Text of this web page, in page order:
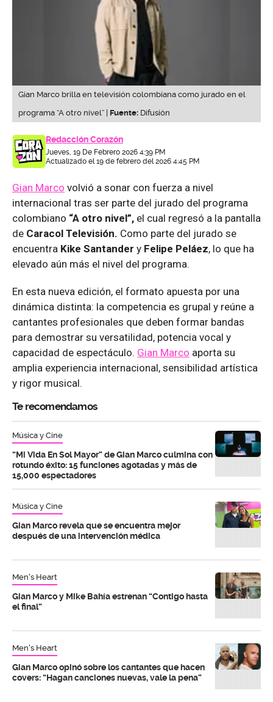
Gian Marco brilla en televisión colombiana como jurado en el
programa “A otro nivel” | Fuente: Difusión
Redacción Corazón
Jueves, 19 De Febrero 2026 4:39 PM
Actualizado el 19 de febrero del 2026 4:45 PM
Gian Marco volvió a sonar con fuerza a nivel
internacional tras ser parte del jurado del programa
colombiano “A otro nivel”, el cual regresó a la pantalla
de Caracol Televisión. Como parte del jurado se
encuentra Kike Santander y Felipe Peláez, lo que ha
elevado aún más el nivel del programa.
En esta nueva edición, el formato apuesta por una
dinámica distinta: la competencia es grupal y reúne a
cantantes profesionales que deben formar bandas
para demostrar su versatilidad, potencia vocal y
capacidad de espectáculo. Gian Marco aporta su
amplia experiencia internacional, sensibilidad artística
y rigor musical.
Te recomendamos
Música y Cine
“Mi Vida En Sol Mayor” de Gian Marco culmina con
rotundo éxito: 15 funciones agotadas y más de
15,000 espectadores
Música y Cine
Gian Marco revela que se encuentra mejor
después de una intervención médica
Men's Heart
Gian Marco y Mike Bahía estrenan “Contigo hasta
el final”
Men's Heart
Gian Marco opinó sobre los cantantes que hacen
covers: “Hagan canciones nuevas, vale la pena”